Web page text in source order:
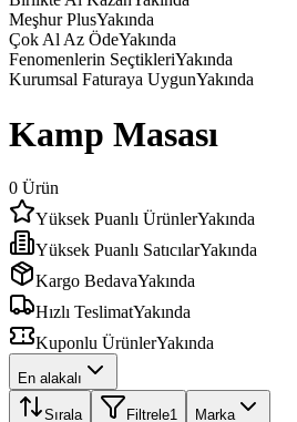
Meşhur PlusYakında
Çok Al Az ÖdeYakında
Fenomenlerin SeçtikleriYakında
Kurumsal Faturaya UygunYakında
Kamp Masası
0 Ürün
Yüksek Puanlı ÜrünlerYakında
Yüksek Puanlı SatıcılarYakında
Kargo BedavaYakında
Hızlı TeslimatYakında
Kuponlu ÜrünlerYakında
En alakalı
Sırala Filtrele1 Marka